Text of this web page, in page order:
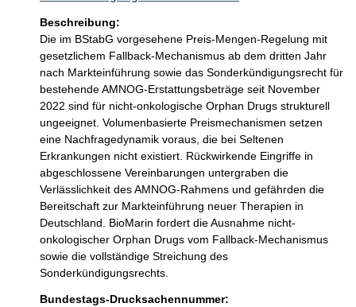
Beschreibung:
Die im BStabG vorgesehene Preis-Mengen-Regelung mit
gesetzlichem Fallback-Mechanismus ab dem dritten Jahr
nach Markteinführung sowie das Sonderkündigungsrecht für
bestehende AMNOG-Erstattungsbeträge seit November
2022 sind für nicht-onkologische Orphan Drugs strukturell
ungeeignet. Volumenbasierte Preismechanismen setzen
eine Nachfragedynamik voraus, die bei Seltenen
Erkrankungen nicht existiert. Rückwirkende Eingriffe in
abgeschlossene Vereinbarungen untergraben die
Verlässlichkeit des AMNOG-Rahmens und gefährden die
Bereitschaft zur Markteinführung neuer Therapien in
Deutschland. BioMarin fordert die Ausnahme nicht-
onkologischer Orphan Drugs vom Fallback-Mechanismus
sowie die vollständige Streichung des
Sonderkündigungsrechts.
Bundestags-Drucksachennummer: